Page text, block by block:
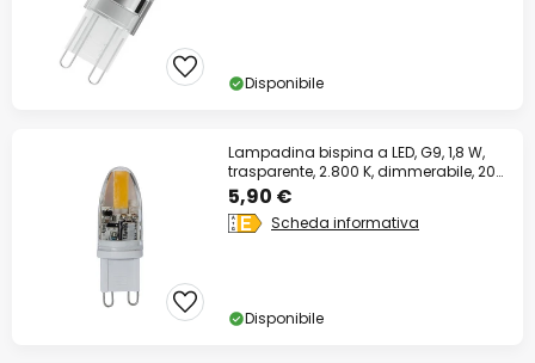
Disponibile
Lampadina bispina a LED, G9, 1,8 W,
trasparente, 2.800 K, dimmerabile, 200
lm
5,90 €
Scheda informativa
Disponibile